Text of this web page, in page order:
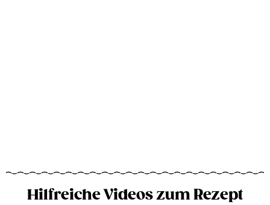
Hilfreiche Videos zum Rezept